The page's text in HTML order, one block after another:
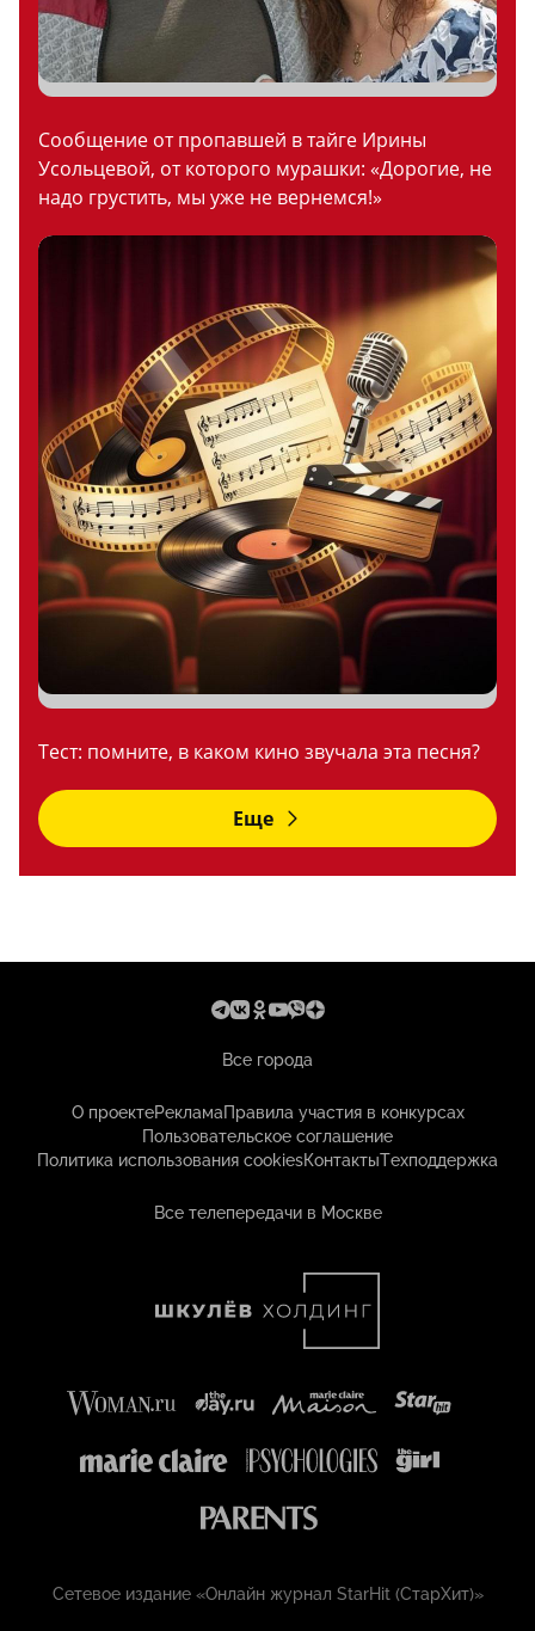
Сообщение от пропавшей в тайге Ирины
Усольцевой, от которого мурашки: «Дорогие, не
надо грустить, мы уже не вернемся!»
Тест: помните, в каком кино звучала эта песня?
Еще
Все города
О проектеРекламаПравила участия в конкурсах
Пользовательское соглашение
Политика использования cookiesКонтактыТехподдержка
Все телепередачи в Москве
Сетевое издание «Онлайн журнал StarHit (СтарХит)»